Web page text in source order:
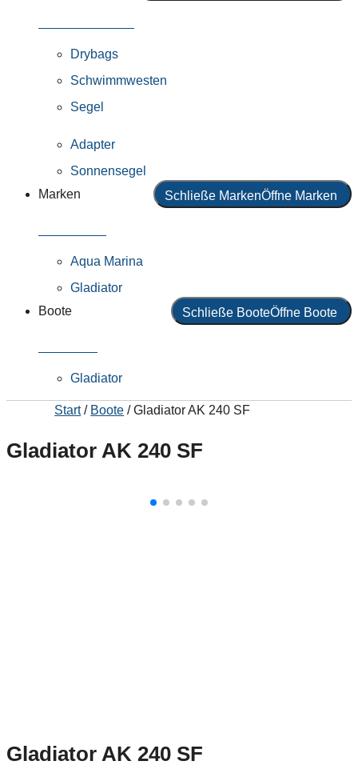
Drybags
Schwimmwesten
Segel
Adapter
Sonnensegel
Marken
Schließe MarkenÖffne Marken
Aqua Marina
Gladiator
Boote
Schließe BooteÖffne Boote
Gladiator
Start/ Boote / Gladiator AK 240 SF
Gladiator AK 240 SF
Gladiator AK 240 SF